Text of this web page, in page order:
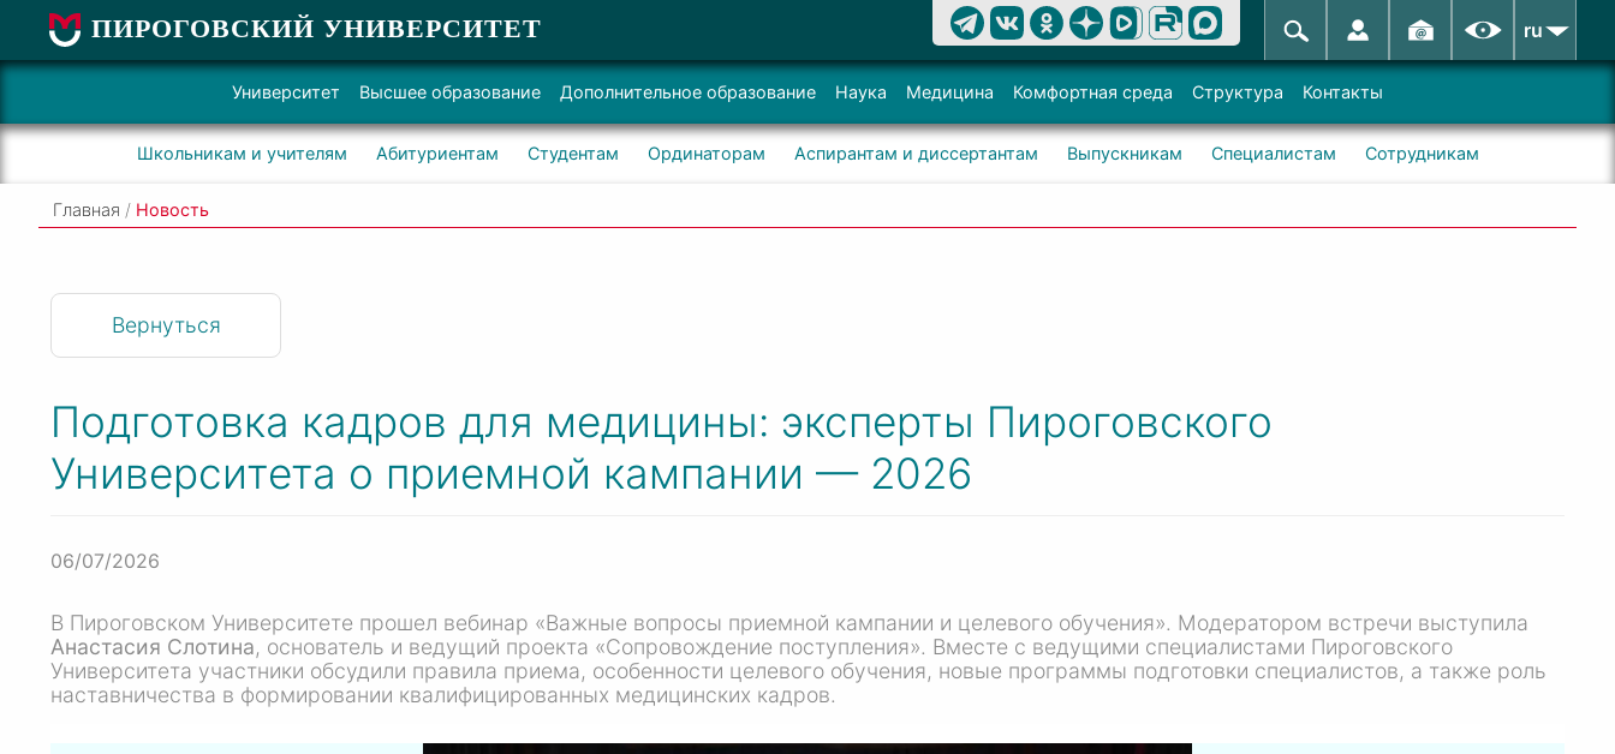
ПИРОГОВСКИЙ УНИВЕРСИТЕТ ru
Университет Высшее образование Дополнительное образование Наука Медицина Комфортная среда Структура Контакты
Школьникам и учителям Абитуриентам Студентам Ординаторам Аспирантам и диссертантам Выпускникам Специалистам Сотрудникам
Главная / Новость
Подготовка кадров для медицины: эксперты Пироговского
Университета о приемной кампании — 2026
06/07/2026
В Пироговском Университете прошел вебинар «Важные вопросы приемной кампании и целевого обучения». Модератором встречи выступила
Анастасия Слотина, основатель и ведущий проекта «Сопровождение поступления». Вместе с ведущими специалистами Пироговского
Университета участники обсудили правила приема, особенности целевого обучения, новые программы подготовки специалистов, а также роль
наставничества в формировании квалифицированных медицинских кадров.
Вернуться